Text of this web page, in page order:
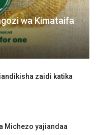
wa Kimataifa
zaidi katika
Michezo yajiandaa